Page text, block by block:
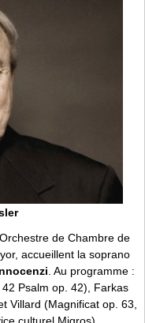
de Chambre de
accueillent la soprano
. Au programme :
Psalm op. 42), Farkas
Villard (Magnificat op. 63,